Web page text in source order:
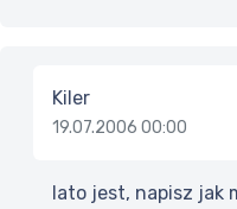
Kiler
19.07.2006 00:00
lato jest, napisz jak